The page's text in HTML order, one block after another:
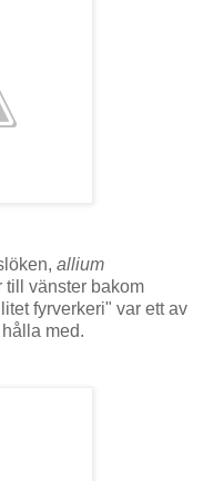
allium
till vänster bakom
fyrverkeri" var ett av
med.